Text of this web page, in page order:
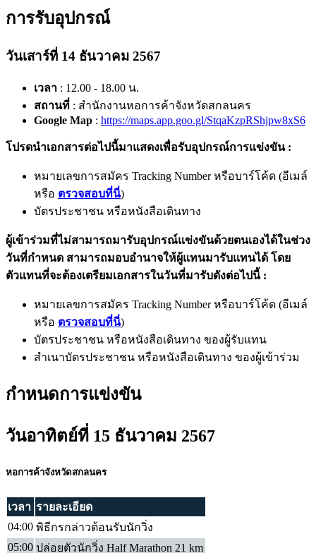
การรับอุปกรณ์
วันเสาร์ที่ 14 ธันวาคม 2567
เวลา : 12.00 - 18.00 น.
สถานที่ : สำนักงานหอการค้าจังหวัดสกลนคร
Google Map : https://maps.app.goo.gl/StqaKzpRShjpw8xS6
โปรดนำเอกสารต่อไปนี้มาแสดงเพื่อรับอุปกรณ์การแข่งขัน :
หมายเลขการสมัคร Tracking Number หรือบาร์โค้ด (อีเมล์
หรือ ตรวจสอบที่นี่)
บัตรประชาชน หรือหนังสือเดินทาง
ผู้เข้าร่วมที่ไม่สามารถมารับอุปกรณ์แข่งขันด้วยตนเองได้ในช่วง
วันที่กำหนด สามารถมอบอำนาจให้ผู้แทนมารับแทนได้ โดย
ตัวแทนที่จะต้องเตรียมเอกสารในวันที่มารับดังต่อไปนี้ :
หมายเลขการสมัคร Tracking Number หรือบาร์โค้ด (อีเมล์
หรือ ตรวจสอบที่นี่)
บัตรประชาชน หรือหนังสือเดินทาง ของผู้รับแทน
สำเนาบัตรประชาชน หรือหนังสือเดินทาง ของผู้เข้าร่วม
กำหนดการแข่งขัน
วันอาทิตย์ที่ 15 ธันวาคม 2567
หอการค้าจังหวัดสกลนคร
เวลา รายละเอียด
04:00 พิธีกรกล่าวต้อนรับนักวิ่ง
05:00 ปล่อยตัวนักวิ่ง Half Marathon 21 km